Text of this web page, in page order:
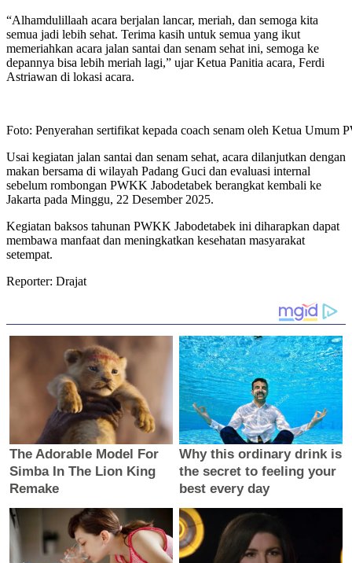
“Alhamdulillaah acara berjalan lancar, meriah, dan semoga kita
semua jadi lebih sehat. Terima kasih untuk semua yang ikut
memeriahkan acara jalan santai dan senam sehat ini, semoga ke
depannya bisa lebih meriah lagi,” ujar Ketua Panitia acara, Ferdi
Astriawan di lokasi acara.
Foto: Penyerahan sertifikat kepada coach senam oleh Ketua
Usai kegiatan jalan santai dan senam sehat, acara dilanjutkan dengan
makan bersama di wilayah Padang Guci dan evaluasi internal
sebelum rombongan PWKK Jabodetabek berangkat kembali ke
Jakarta pada Minggu, 22 Desember 2025.
Kegiatan baksos tahunan PWKK Jabodetabek ini diharapkan dapat
membawa manfaat dan meningkatkan kesehatan masyarakat
setempat.
Reporter: Drajat